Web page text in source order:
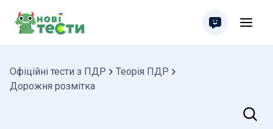
Офіційні тести з ПДР
Теорія ПДР
Дорожня розмітка
Пошук